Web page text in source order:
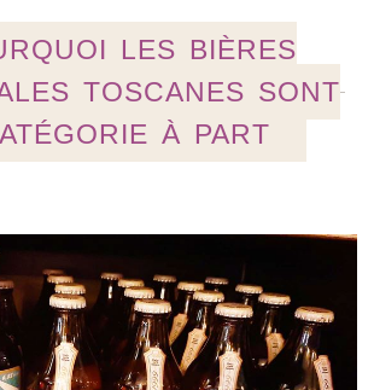
LES BIÈRES
TOSCANES SONT
À PART